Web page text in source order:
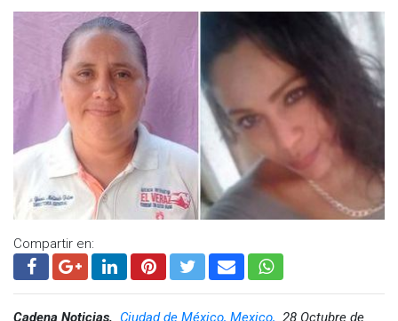
Compartir en:
Cadena Noticias, Ciudad de México, Mexico, 28 Octubre de